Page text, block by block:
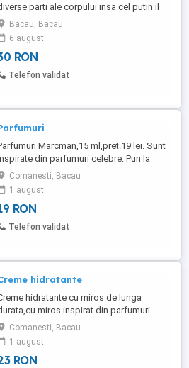
parti ale corpului insa cel putin il
controla! De la sprancene obraznice
parul nedorit din nas sau urechi, le
controla cu aparatul.PRINCESS va
acum.Pentru cei preocupati de stil si
PRINCESS propune produse
Bacau, Bacau
6 august
RON
Telefon validat
Marcman,15 ml,pret.19 lei. Sunt
din parfumuri celebre. Pun la
catalogul cu oferte.
Comanesti, Bacau
1 august
RON
Telefon validat
hidratante
hidratante cu miros de lunga
miros inspirat din parfumuri
Superbe!
Comanesti, Bacau
1 august
RON